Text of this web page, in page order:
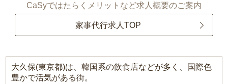
CaSyではたらくメリットなど求人概要のご案内
家事代行求人TOP
大久保(東京都)は、韓国系の飲食店などが多く、国際色
豊かで活気がある街。